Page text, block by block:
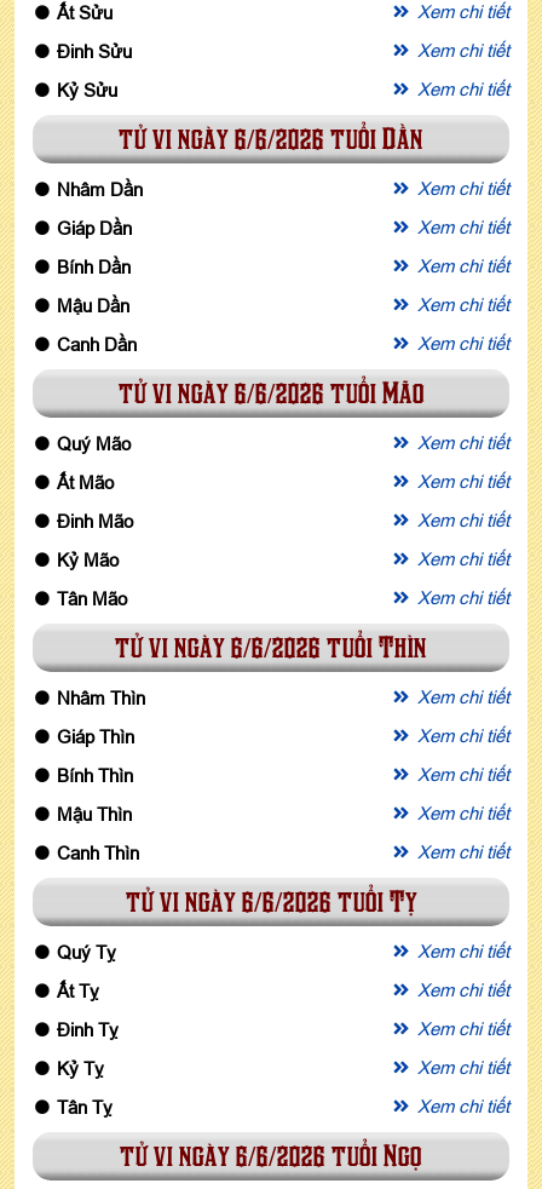
Ất Sửu
Xem chi tiết
Đinh Sửu
Xem chi tiết
Kỷ Sửu
Xem chi tiết
tử vi ngày 6/6/2026 tuổi Dần
Nhâm Dần
Xem chi tiết
Giáp Dần
Xem chi tiết
Bính Dần
Xem chi tiết
Mậu Dần
Xem chi tiết
Canh Dần
Xem chi tiết
tử vi ngày 6/6/2026 tuổi Mão
Quý Mão
Xem chi tiết
Ất Mão
Xem chi tiết
Đinh Mão
Xem chi tiết
Kỷ Mão
Xem chi tiết
Tân Mão
Xem chi tiết
tử vi ngày 6/6/2026 tuổi Thìn
Nhâm Thìn
Xem chi tiết
Giáp Thìn
Xem chi tiết
Bính Thìn
Xem chi tiết
Mậu Thìn
Xem chi tiết
Canh Thìn
Xem chi tiết
tử vi ngày 6/6/2026 tuổi Tỵ
Quý Tỵ
Xem chi tiết
Ất Tỵ
Xem chi tiết
Đinh Tỵ
Xem chi tiết
Kỷ Tỵ
Xem chi tiết
Tân Tỵ
Xem chi tiết
tử vi ngày 6/6/2026 tuổi Ngọ